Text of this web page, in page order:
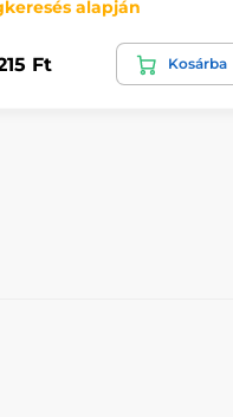
alapján
Ft Kosárba